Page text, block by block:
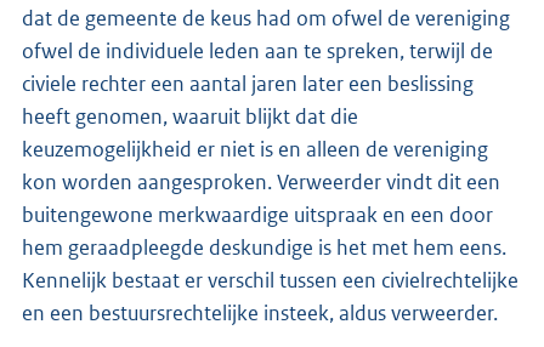
dat de gemeente de keus had om ofwel de vereniging
ofwel de individuele leden aan te spreken, terwijl de
civiele rechter een aantal jaren later een beslissing
heeft genomen, waaruit blijkt dat die
keuzemogelijkheid er niet is en alleen de vereniging
kon worden aangesproken. Verweerder vindt dit een
buitengewone merkwaardige uitspraak en een door
hem geraadpleegde deskundige is het met hem eens.
Kennelijk bestaat er verschil tussen een civielrechtelijke
en een bestuursrechtelijke insteek, aldus verweerder.